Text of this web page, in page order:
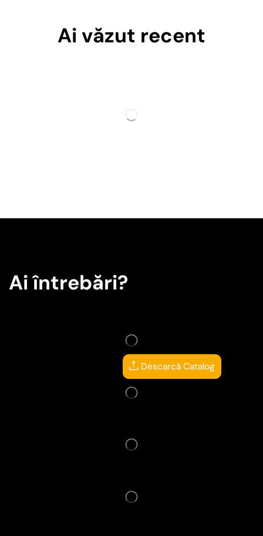
Ai văzut recent
Ai întrebări?
Descarcă Catalog